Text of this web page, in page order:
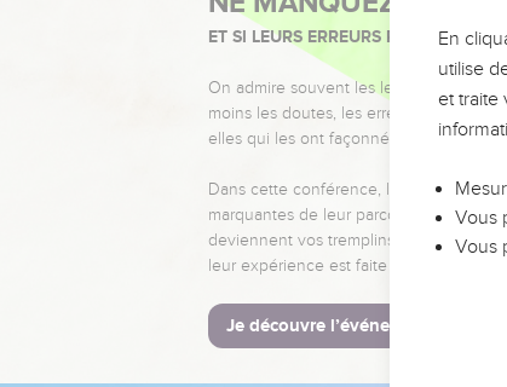
ET SI LEURS ERREURS POUVAIENT
On admire souvent les leaders pour
moins les doutes, les erreurs et les
elles qui les ont façonnés.
Dans cette conférence, leaders,
marquantes de leur parcours et les
deviennent vos tremplins. Que vous
leur expérience est faite pour vous.
Je découvre l’événement
En
utilise
et traite
Vous
Vous